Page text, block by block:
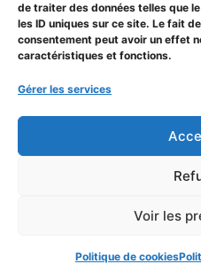
de traiter des données telles que
les ID uniques sur ce site. Le fait
consentement peut avoir un effet
caractéristiques et fonctions.
Gérer les services
Voir les
Politique de cookies
Politique de cookies